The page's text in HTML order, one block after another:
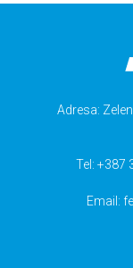
Adresa:
Tel: +387
Email: